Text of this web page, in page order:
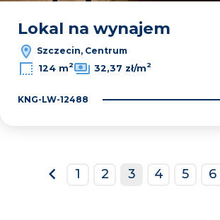
Lokal na wynajem
Szczecin, Centrum
124 m2 32,37 zł/m2
KNG-LW-12488
prev
1 2 3 4 5 6